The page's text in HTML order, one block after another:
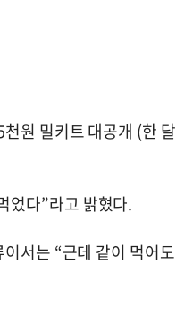
원 밀키트 대공개 (한 달
었다”라고 밝혔다.
서는 “근데 같이 먹어도